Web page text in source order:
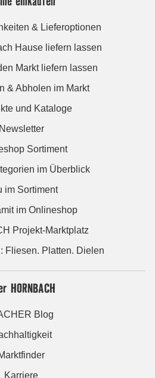
& Lieferoptionen
Hause liefern lassen
Markt liefern lassen
& Abholen im Markt
und Kataloge
Newsletter
Sortiment
im Überblick
im Sortiment
im Onlineshop
Projekt-Marktplatz
Fliesen. Platten. Dielen
HORNBACH
Blog
Karriere